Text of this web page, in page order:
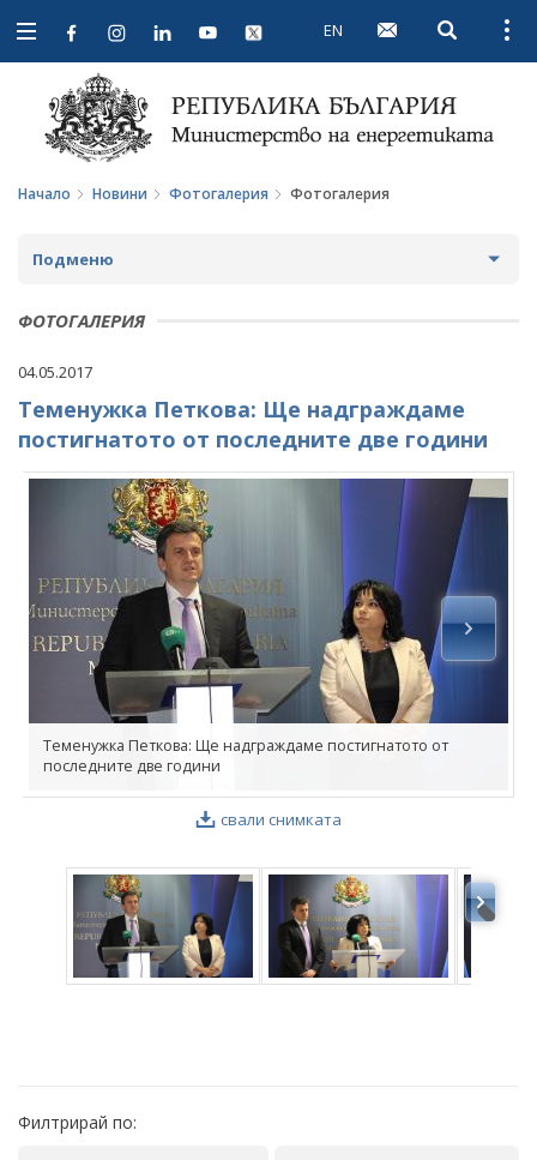
Open
navigation
EN Open
Начало Новини Фотогалерия Фотогалерия
Подменю
НОВИНИ
ПРЕДСТОЯЩИ СЪБИТИЯ
ЗА ОБЩЕСТВЕНО ОБСЪЖДАНЕ
ПРОЕКТИ ЗА ОБЩЕСТВЕНО ОБСЪЖДАНЕ
ЗАВЪРШИЛИ ПРОЦЕДУРИ ЗА ОБЩЕСТВЕНО
ОБСЪЖДАНЕ
ПАРЛАМЕНТАРЕН КОНТРОЛ
ФОТОГАЛЕРИЯ
ВИДЕОГАЛЕРИЯ
ФОТОГАЛЕРИЯ
04.05.2017
Теменужка Петкова: Ще надграждаме
постигнатото от последните две години
свали снимката
Теменужка Петкова: Ще надграждаме постигнатото от
последните две години
Филтрирай по: